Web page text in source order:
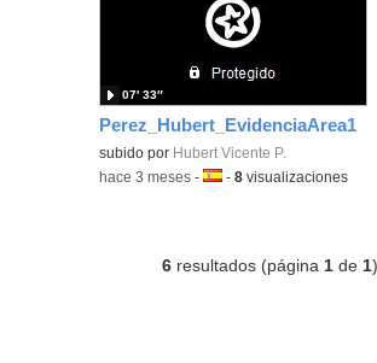
Perez_Hubert_EvidenciaArea1
Contenido educativo.
subido por Hubert Vicente P.
07′ 33″
-hace 3 meses -Idioma:
-8 visualizaciones
6 resultados (página 1 de 1)